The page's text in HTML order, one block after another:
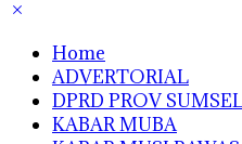
Home
ADVERTORIAL
DPRD PROV
KABAR MUBA